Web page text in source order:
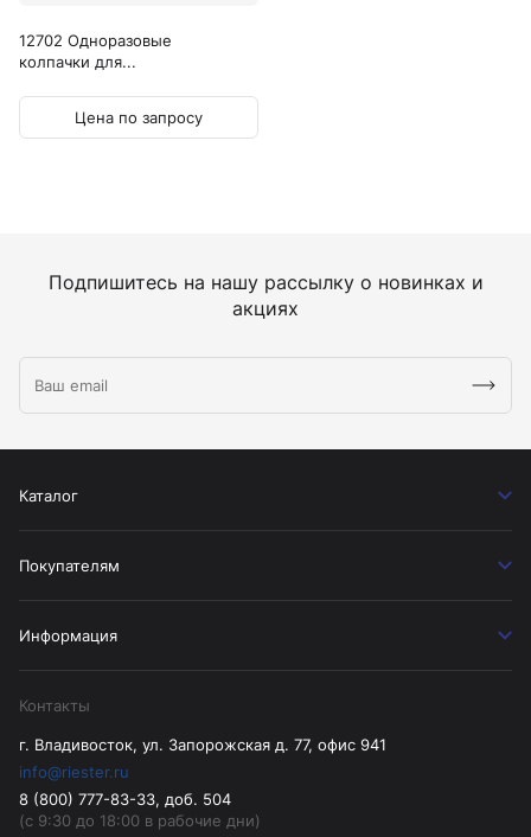
12702 Одноразовые
колпачки для...
Цена по запросу
Подпишитесь на нашу рассылку о новинках и
акциях
Каталог
Покупателям
Информация
Контакты
г. Владивосток, ул. Запорожская д. 77, офис 941
info@riester.ru
8 (800) 777-83-33, доб. 504
(с 9:30 до 18:00 в рабочие дни)